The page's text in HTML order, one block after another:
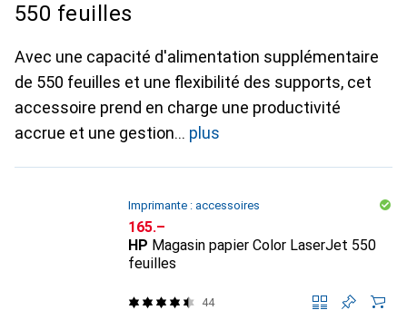
550 feuilles
Avec une capacité d'alimentation supplémentaire
de 550 feuilles et une flexibilité des supports, cet
accessoire prend en charge une productivité
accrue et une gestion
plus
Imprimante : accessoires
CHF
165.–
HP Magasin papier Color LaserJet 550
feuilles
44